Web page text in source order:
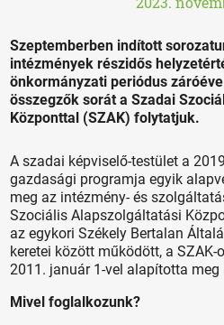
Szeptemberben indított
intézmények részidős
önkormányzati periódus
összegzők sorát a Szadai
Központtal (SZAK) folytatjuk.
A szadai képviselő-testület a
gazdasági programja egyik
meg az intézmény- és
Szociális Alapszolgáltatási
az egykori Székely Bertalan
keretei között működött, a
2011. január 1-vel alapította meg
Mivel foglalkozunk?